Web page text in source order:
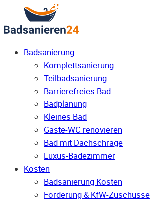
Badsanierung
Komplettsanierung
Teilbadsanierung
Barrierefreies Bad
Badplanung
Kleines Bad
Gäste-WC renovieren
Bad mit Dachschräge
Luxus-Badezimmer
Kosten
Badsanierung Kosten
Förderung & KfW-Zuschüsse